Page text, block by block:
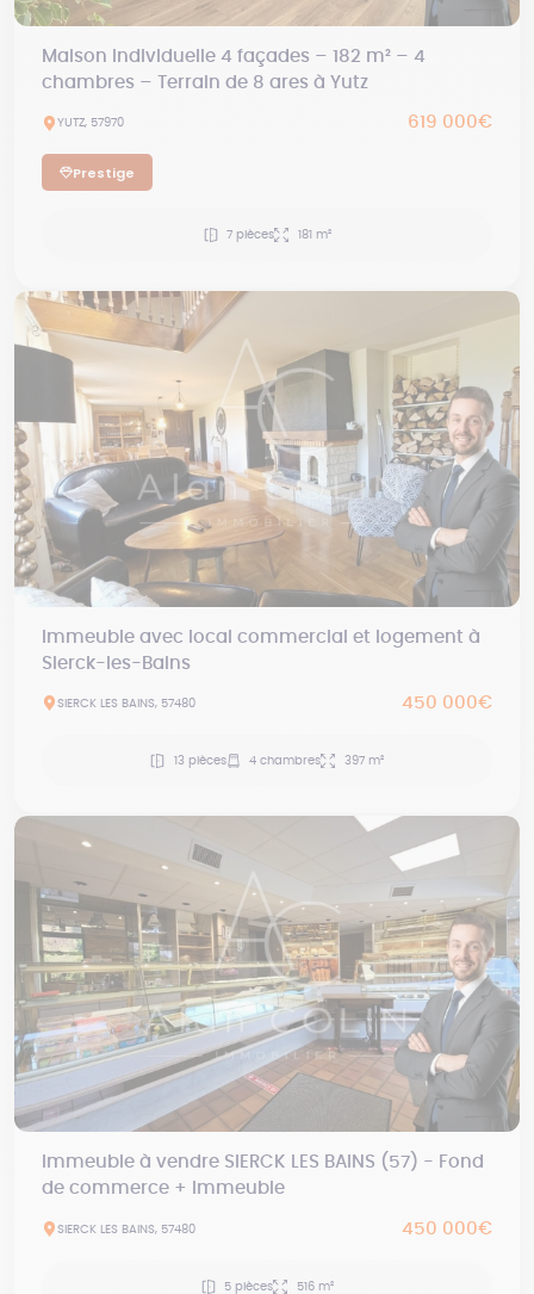
Maison individuelle 4 façades – 182 m² – 4
chambres – Terrain de 8 ares à Yutz
YUTZ, 57970 619 000€
Prestige
7 pièces 181 m²
Immeuble avec local commercial et logement à
Sierck-les-Bains
SIERCK LES BAINS, 57480 450 000€
13 pièces 4 chambres 397 m²
Immeuble à vendre SIERCK LES BAINS (57) - Fond
de commerce + Immeuble
SIERCK LES BAINS, 57480 450 000€
5 pièces 516 m²